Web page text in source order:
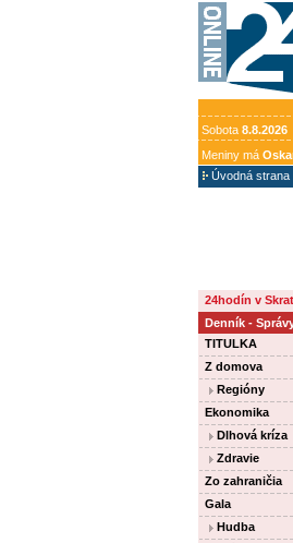
Sobota 8.8.2026
Meniny má
Úvodná strana
24hodín v
Denník -
TITULKA
Z domova
Regióny
Ekonomika
Dlhová kríza
Zdravie
Zo zahraničia
Gala
Hudba